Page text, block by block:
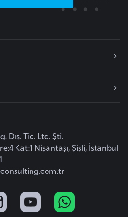
Dış. Tic. Ltd. Şti.
Kat:1 Nişantaşı, Şişli, İstanbul